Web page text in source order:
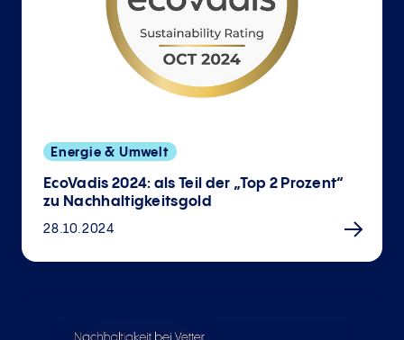
Energie & Umwelt
EcoVadis 2024: als Teil der „Top 2 Prozent“
zu Nachhaltigkeitsgold
28.10.2024